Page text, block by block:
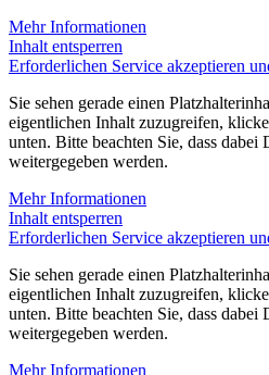
Mehr Informationen
Inhalt entsperren
Erforderlichen Service akzeptieren
Sie sehen gerade einen
eigentlichen Inhalt zuzugreifen,
unten. Bitte beachten Sie, dass dabei
weitergegeben werden.
Mehr Informationen
Inhalt entsperren
Erforderlichen Service akzeptieren
Sie sehen gerade einen
eigentlichen Inhalt zuzugreifen,
unten. Bitte beachten Sie, dass dabei
weitergegeben werden.
Mehr Informationen